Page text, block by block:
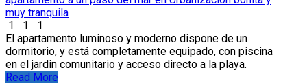
muy tranquila
1
1
1
El apartamento luminoso y moderno dispone de un
dormitorio, y está completamente equipado, con piscina
en el jardin comunitario y acceso directo a la playa.
Read More